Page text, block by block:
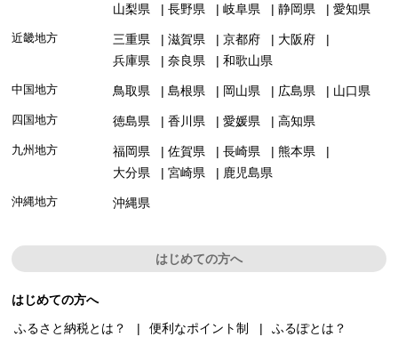
山梨県
長野県 岐阜県 静岡県 愛知県
近畿地方 三重県 滋賀県 京都府
大阪府
兵庫県
奈良県 和歌山県
中国地方 鳥取県 島根県 岡山県 広島県 山口県
四国地方 徳島県 香川県 愛媛県 高知県
九州地方 福岡県 佐賀県 長崎県
熊本県
大分県
宮崎県 鹿児島県
沖縄地方 沖縄県
はじめての方へ
はじめての方へ
ふるさと納税とは？
便利なポイント制 ふるぽとは？